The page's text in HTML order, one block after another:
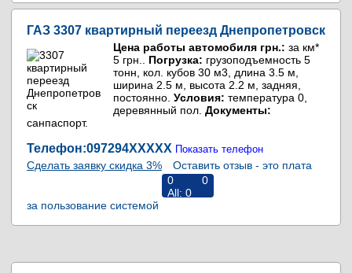
ГАЗ 3307 квартирный переезд Днепропетровск
Цена работы автомобиля грн.: за км*
5 грн.. Погрузка: грузоподъемность 5
тонн, кол. кубов 30 м3, длина 3.5 м,
ширина 2.5 м, высота 2.2 м, задняя,
постоянно. Условия: температура 0,
деревянный пол. Документы:
санпаспорт.
Телефон:097294XXXXX Показать телефон
Сделать заявку скидка 3% Оставить отзыв - это плата
за пользование системой
0
0
All: 0